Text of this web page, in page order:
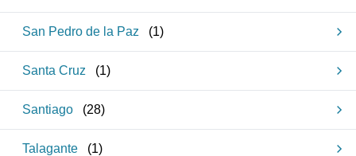
San Pedro de la Paz (1)
Santa Cruz (1)
Santiago (28)
Talagante (1)